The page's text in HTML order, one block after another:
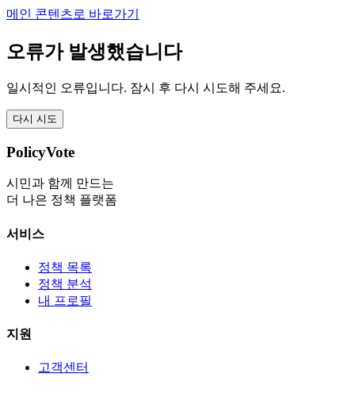
메인 콘텐츠로 바로가기
오류가 발생했습니다
일시적인 오류입니다. 잠시 후 다시 시도해 주세요.
다시 시도
PolicyVote
시민과 함께 만드는
더 나은 정책 플랫폼
서비스
정책 목록
정책 분석
내 프로필
지원
고객센터